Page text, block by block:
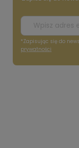
*Zapisując się do
prywatności